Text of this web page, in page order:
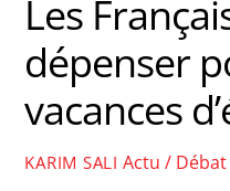
Les
dépenser
vacances
KARIM SALI Actu / Débat